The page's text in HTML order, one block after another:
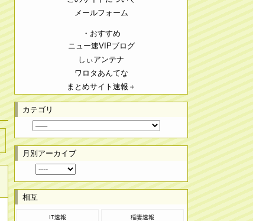
メールフォーム
・おすすめ
ニュー速VIPブログ
しぃアンテナ
ワロタあんてな
まとめサイト速報＋
カテゴリ
月別アーカイブ
相互
IT速報 稲妻速報